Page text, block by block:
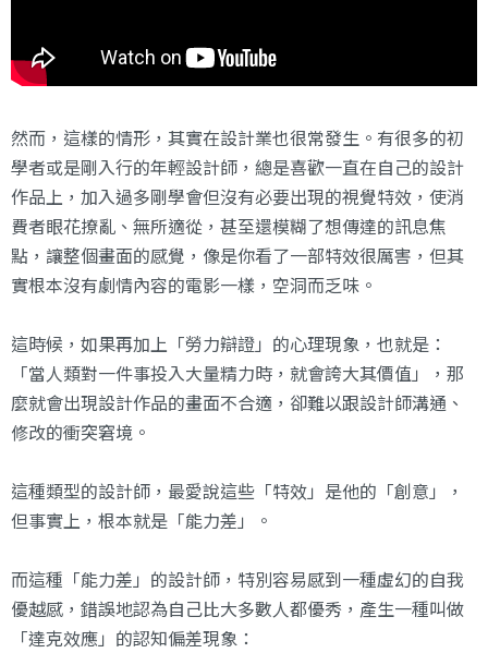
然而，這樣的情形，其實在設計業也很常發生。有很多的初
學者或是剛入行的年輕設計師，總是喜歡一直在自己的設計
作品上，加入過多剛學會但沒有必要出現的視覺特效，使消
費者眼花撩亂、無所適從，甚至還模糊了想傳達的訊息焦
點，讓整個畫面的感覺，像是你看了一部特效很厲害，但其
實根本沒有劇情內容的電影一樣，空洞而乏味。
這時候，如果再加上「勞力辯證」的心理現象，也就是：
「當人類對一件事投入大量精力時，就會誇大其價值」，那
麼就會出現設計作品的畫面不合適，卻難以跟設計師溝通、
修改的衝突窘境。
這種類型的設計師，最愛說這些「特效」是他的「創意」，
但事實上，根本就是「能力差」。
而這種「能力差」的設計師，特別容易感到一種虛幻的自我
優越感，錯誤地認為自己比大多數人都優秀，產生一種叫做
「達克效應」的認知偏差現象：